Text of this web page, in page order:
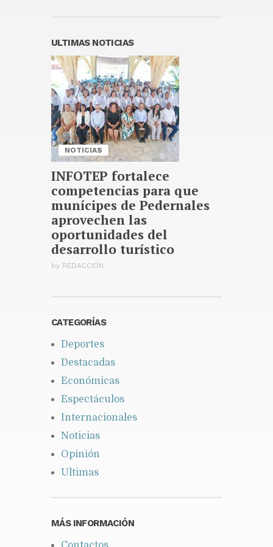
el amor por la patria
ULTIMAS NOTICIAS
NOTICIAS
INFOTEP fortalece
competencias para que
munícipes de Pedernales
aprovechen las
oportunidades del
desarrollo turístico
by REDACCIÓN
CATEGORÍAS
Deportes
Destacadas
Económicas
Espectáculos
Internacionales
Noticias
Opinión
Ultimas
MÁS INFORMACIÓN